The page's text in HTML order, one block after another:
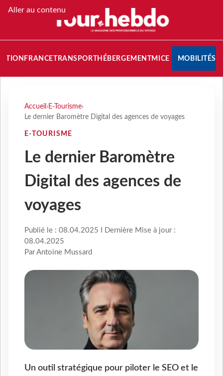
Aller au contenu
FRANCETRANSPORT HÉBERGEMENTMICE MOBILITÉS
Accueil › E-Tourisme›
Le dernier Baromètre Digital des agences de voyages
E-TOURISME
Le dernier Baromètre
Digital des agences de
voyages
Publié le : 08.04.2025 I Dernière Mise à jour :
08.04.2025
Par Antoine Mussard
Un outil stratégique pour piloter le SEO et le